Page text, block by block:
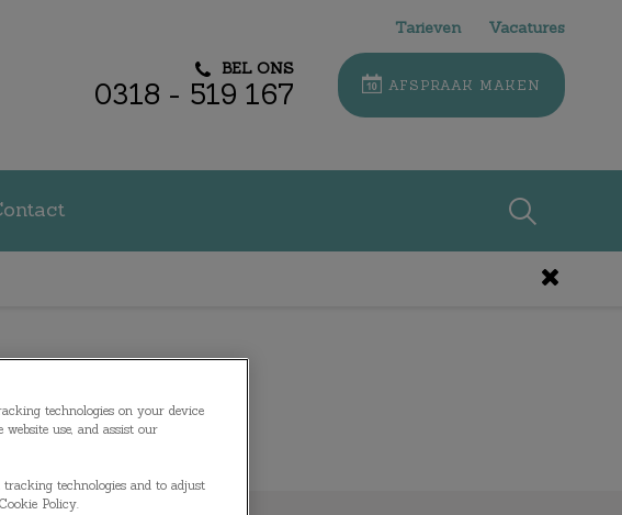
Tarieven Vacatures
BEL ONS
0318 - 519 167 AFSPRAAK MAKEN
technologies on your device
use, and assist our
technologies and to adjust
Policy.